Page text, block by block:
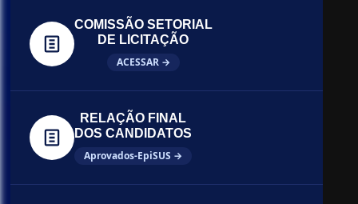
COMISSÃO SETORIAL
DE LICITAÇÃO
ACESSAR →
RELAÇÃO FINAL
DOS CANDIDATOS
Aprovados-EpiSUS →